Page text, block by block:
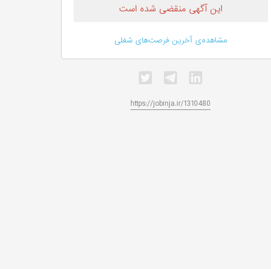
این آگهی منقضی شده است
مشاهده‌ی آخرین فرصت‌های شغلی
https://jobinja.ir/1310480